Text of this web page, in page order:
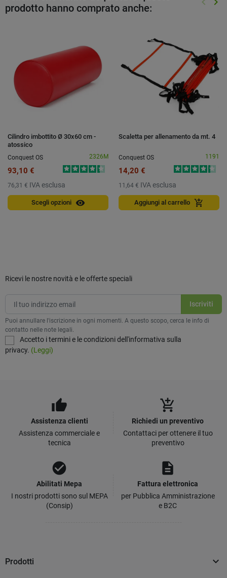
prodotto hanno comprato anche:
Cilindro imbottito Ø 30x60 cm -
atossico
Conquest OS
2326M
93,10 €
76,31 € IVA esclusa
Scegli opzioni visibility
Scaletta per allenamento da mt. 4
Conquest OS 1191
14,20 €
11,64 € IVA esclusa
Aggiungi al carrello add_shopping_cart
Ricevi le nostre novità e le offerte speciali
Puoi annullare l'iscrizione in ogni momenti. A questo scopo, cerca le info di
contatto nelle note legali.
Accetto i termini e le condizioni dell'informativa sulla
privacy. (Leggi)
thumb_up
Assistenza clienti
Assistenza commerciale e
tecnica
add_shopping_cart
Richiedi un preventivo
Contattaci per ottenere il tuo
preventivo
check_circle
Abilitati Mepa
I nostri prodotti sono sul MEPA
(Consip)
description
Fattura elettronica
per Pubblica Amministrazione
e B2C
Prodotti
